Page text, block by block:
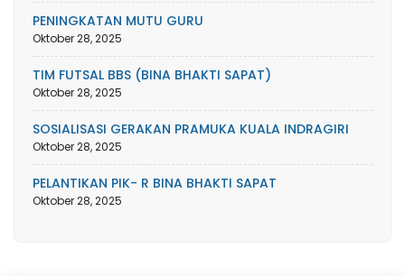
PENINGKATAN MUTU GURU
Oktober 28, 2025
TIM FUTSAL BBS (BINA BHAKTI SAPAT)
Oktober 28, 2025
SOSIALISASI GERAKAN PRAMUKA KUALA INDRAGIRI
Oktober 28, 2025
PELANTIKAN PIK- R BINA BHAKTI SAPAT
Oktober 28, 2025